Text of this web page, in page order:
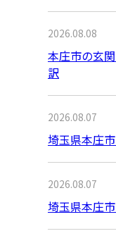
2026.08.08
本庄市の玄
訳
2026.08.07
埼玉県本庄
2026.08.07
埼玉県本庄